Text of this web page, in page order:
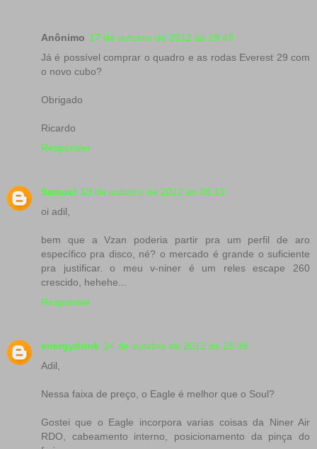
Anônimo 17 de outubro de 2012 às 19:49
Já é possível comprar o quadro e as rodas Everest 29 com
o novo cubo?
Obrigado
Ricardo
Responder
Samuel 19 de outubro de 2012 às 08:19
oi adil,
bem que a Vzan poderia partir pra um perfil de aro
específico pra disco, né? o mercado é grande o suficiente
pra justificar. o meu v-niner é um reles escape 260
crescido, hehehe...
Responder
energydrink 24 de outubro de 2012 às 18:39
Adil,
Nessa faixa de preço, o Eagle é melhor que o Soul?
Gostei que o Eagle incorpora varias coisas da Niner Air
RDO, cabeamento interno, posicionamento da pinça do